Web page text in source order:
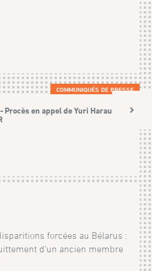
COMMUNIQUÉS DE PRESSE
Procès en appel de Yuri Harauski,
forcées au Bélarus :
d'un ancien membre